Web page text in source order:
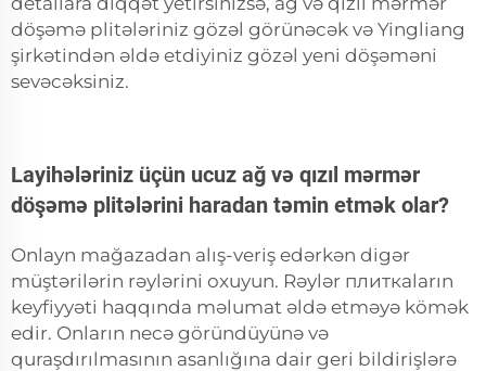
döşəmə plitələriniz gözəl görünəcək və Yingliang
şirkətindən əldə etdiyiniz gözəl yeni döşəməni
sevəcəksiniz.
Layihələriniz üçün ucuz ağ və qızıl mərmər
döşəmə plitələrini haradan təmin etmək olar?
Onlayn mağazadan alış-veriş edərkən digər
müştərilərin rəylərini oxuyun. Rəylər плиткаların
keyfiyyəti haqqında məlumat əldə etməyə kömək
edir. Onların necə göründüyünə və
quraşdırılmasının asanlığına dair geri bildirişlərə